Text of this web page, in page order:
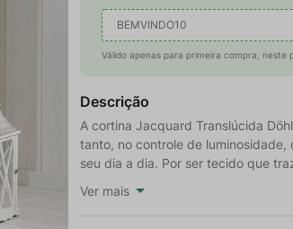
BEMVINDO10
Válido apenas para primeira compra, neste
Descrição
A cortina Jacquard Translúcida
tanto, no controle de
seu dia a dia. Por ser tecido que
Ver mais